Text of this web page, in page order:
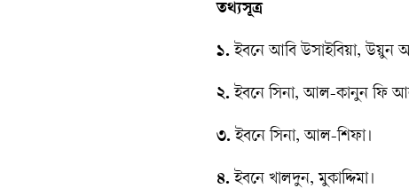
তথ্যসূত্র
১. ইবনে আবি উসাইবিয়া, উয়ুন
২. ইবনে সিনা, আল-কানুন ফি
৩. ইবনে সিনা, আল-শিফা।
৪. ইবনে খালদুন, মুকাদ্দিমা।